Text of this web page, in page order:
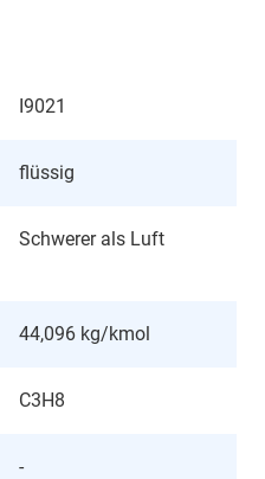
I9021
flüssig
Schwerer als Luft
44,096 kg/kmol
C3H8
-